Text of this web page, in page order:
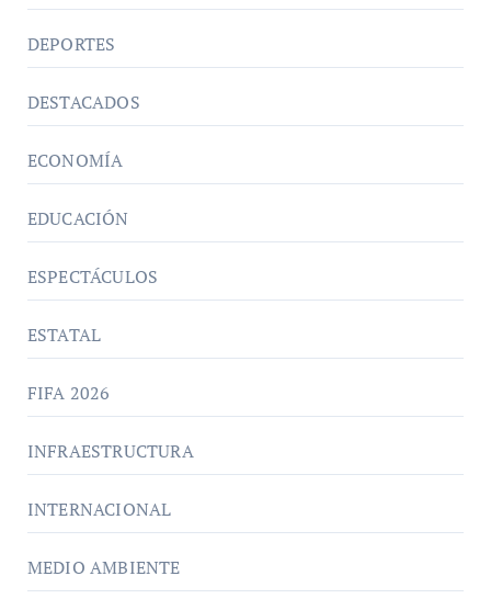
DEPORTES
DESTACADOS
ECONOMÍA
EDUCACIÓN
ESPECTÁCULOS
ESTATAL
FIFA 2026
INFRAESTRUCTURA
INTERNACIONAL
MEDIO AMBIENTE